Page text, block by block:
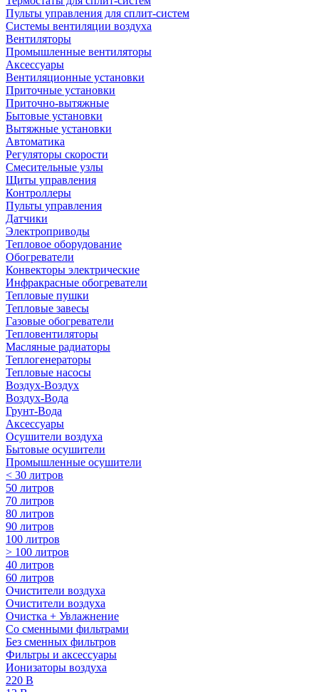
Пульты управления для сплит-систем
Системы вентиляции воздуха
Вентиляторы
Промышленные вентиляторы
Аксессуары
Вентиляционные установки
Приточные установки
Приточно-вытяжные
Бытовые установки
Вытяжные установки
Автоматика
Регуляторы скорости
Смесительные узлы
Щиты управления
Контроллеры
Пульты управления
Датчики
Электроприводы
Тепловое оборудование
Обогреватели
Конвекторы электрические
Инфракрасные обогреватели
Тепловые пушки
Тепловые завесы
Газовые обогреватели
Тепловентиляторы
Масляные радиаторы
Теплогенераторы
Тепловые насосы
Воздух-Воздух
Воздух-Вода
Грунт-Вода
Аксессуары
Осушители воздуха
Бытовые осушители
Промышленные осушители
< 30 литров
50 литров
70 литров
80 литров
90 литров
100 литров
> 100 литров
40 литров
60 литров
Очистители воздуха
Очистители воздуха
Очистка + Увлажнение
Cо сменными фильтрами
Без сменных фильтров
Фильтры и аксессуары
Ионизаторы воздуха
220 В